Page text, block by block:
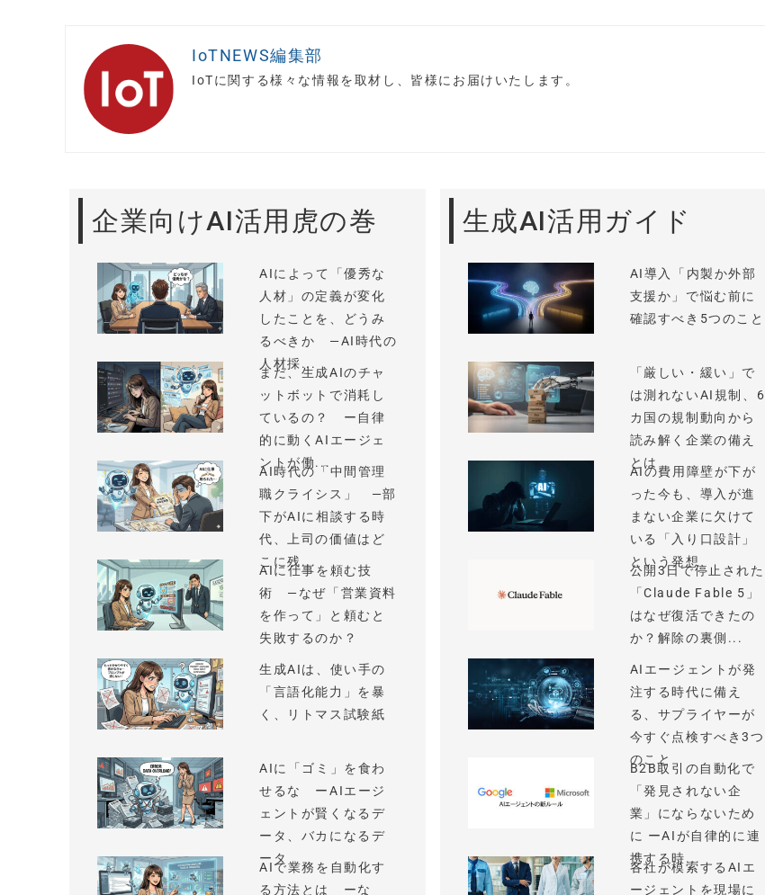
IoTNEWS編集部
IoTに関する様々な情報を取材し、皆様にお届けいたします。
企業向けAI活用虎の巻
AIによって「優秀な
人材」の定義が変化
したことを、どうみ
るべきか —AI時代の
人材採...
まだ、生成AIのチャ
ットボットで消耗し
ているの？ ー自律
的に動くAIエージェ
ントが働...
AI時代の「中間管理
職クライシス」 —部
下がAIに相談する時
代、上司の価値はど
こに残...
AIに仕事を頼む技
術 —なぜ「営業資料
を作って」と頼むと
失敗するのか？
生成AIは、使い手の
「言語化能力」を暴
く、リトマス試験紙
AIに「ゴミ」を食わ
せるな ーAIエージ
ェントが賢くなるデ
ータ、バカになるデ
ータ
AIで業務を自動化す
る方法とは ーな
生成AI活用ガイド
AI導入「内製か外部
支援か」で悩む前に
確認すべき5つのこと
「厳しい・緩い」で
は測れないAI規制、6
カ国の規制動向から
読み解く企業の備え
とは
AIの費用障壁が下が
った今も、導入が進
まない企業に欠けて
いる「入り口設計」
という発想
公開3日で停止された
「Claude Fable 5」
はなぜ復活できたの
か？解除の裏側...
AIエージェントが発
注する時代に備え
る、サプライヤーが
今すぐ点検すべき3つ
のこと
B2B取引の自動化で
「発見されない企
業」にならないため
に ーAIが自律的に連
携する時...
各社が模索するAIエ
ージェントを現場に